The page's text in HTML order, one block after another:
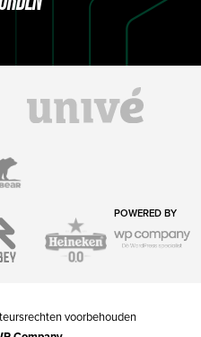
POWERED BY
voorbehouden